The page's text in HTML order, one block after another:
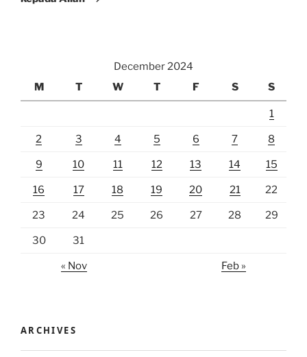
December 2024
M
T W T F S S
1
2 3 4 5 6 7 8
9 10 11 12 13 14 15
16 17 18 19 20 21 22
23 24 25 26 27 28 29
30 31
« Nov Feb »
ARCHIVES